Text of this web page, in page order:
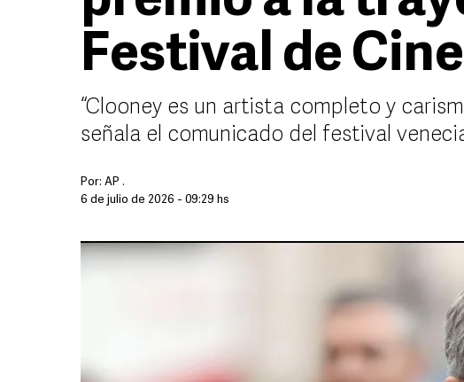
Festival de
“Clooney es un artista completo y
señala el comunicado del festival
Por: AP .
6 de julio de 2026 - 09:29 hs